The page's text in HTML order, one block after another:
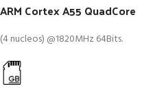
ARM Cortex A55 QuadCore
(4 nucleos) @1820MHz 64Bits.